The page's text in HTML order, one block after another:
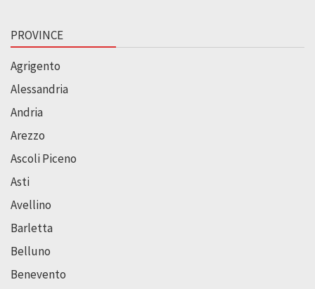
PROVINCE
Agrigento
Alessandria
Andria
Arezzo
Ascoli Piceno
Asti
Avellino
Barletta
Belluno
Benevento